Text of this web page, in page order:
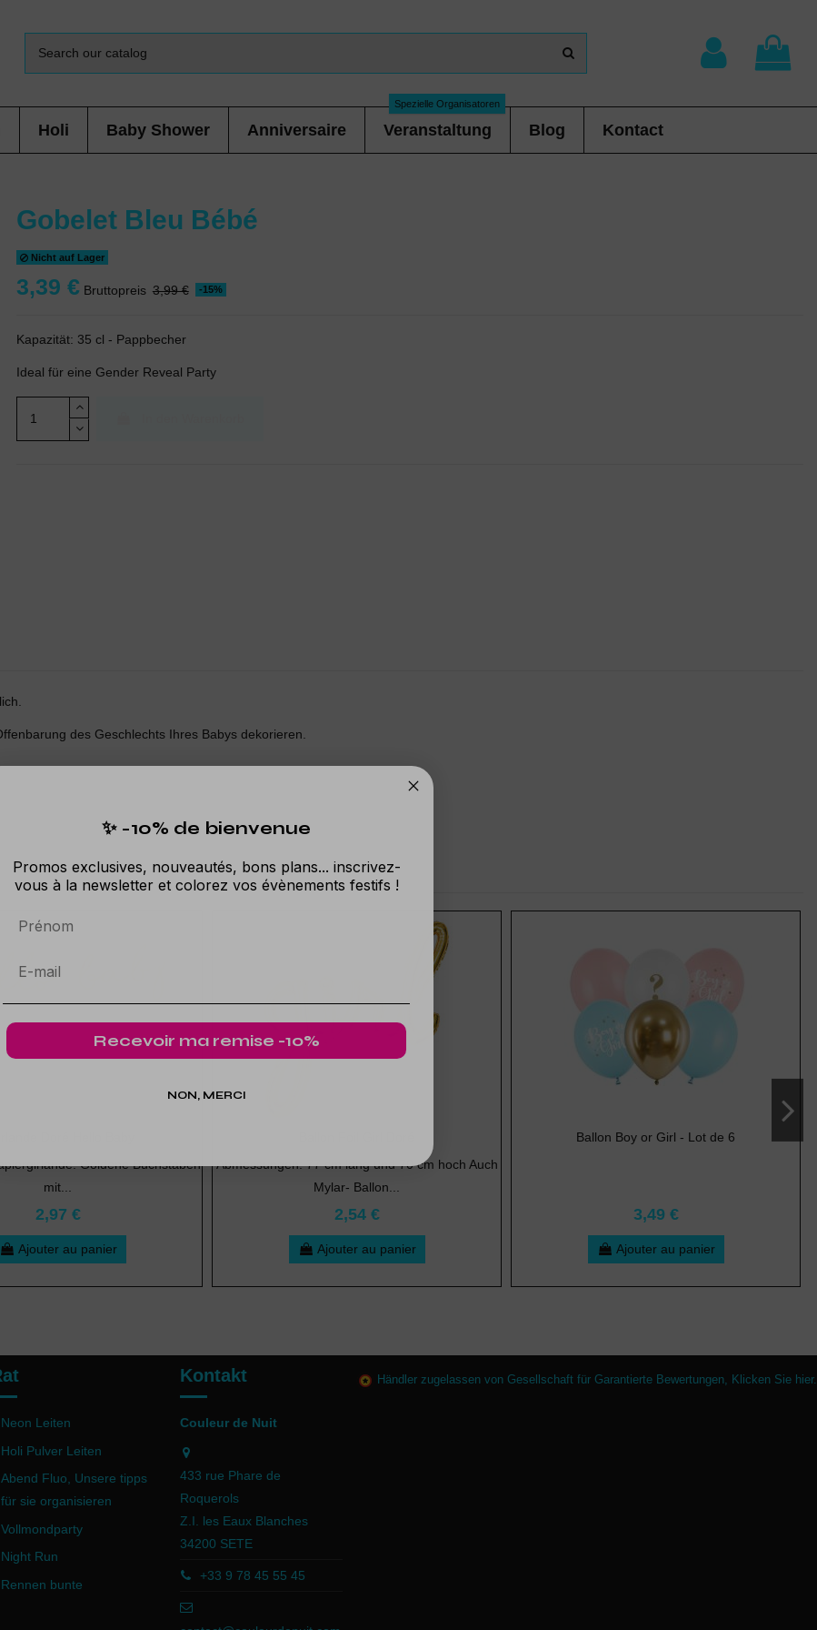
Holi Baby Shower Anniversaire Veranstaltung
Spezielle Organisatoren
Blog Kontact
Gobelet Bleu Bébé
Nicht auf Lager
3,39 € Bruttopreis 3,99 € -15%
Kapazität: 35 cl - Pappbecher
Ideal für eine Gender Reveal Party
des Geschlechts Ihres Babys dekorieren.
Goldene Buchstaben
mit...
2,97 €
Ajouter au panier
Abmessungen: 77 cm lang und 70 cm hoch Auch
Mylar- Ballon...
2,54 €
Ajouter au panier
Ballon Boy or Girl - Lot de 6
3,49 €
Ajouter au panier
Neon Leiten
Holi Pulver Leiten
Abend Fluo, Unsere tipps
für sie organisieren
Vollmondparty
Night Run
Rennen bunte
Kontakt
Couleur de Nuit
433 rue Phare de
Roquerols
Z.I. les Eaux Blanches
34200 SETE
+33 9 78 45 55 45
Händler zugelassen von Gesellschaft für Garantierte Bewertungen, Klicken Sie hier.
✨ -10% de bienvenue
Promos exclusives, nouveautés, bons plans... inscrivez-
vous à la newsletter et colorez vos évènements festifs !
Prénom
Recevoir ma remise -10%
NON, MERCI